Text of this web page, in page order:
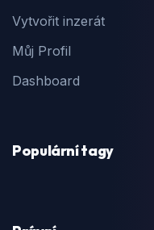
Vytvořit inzerát
Můj Profil
Dashboard
Populární tagy